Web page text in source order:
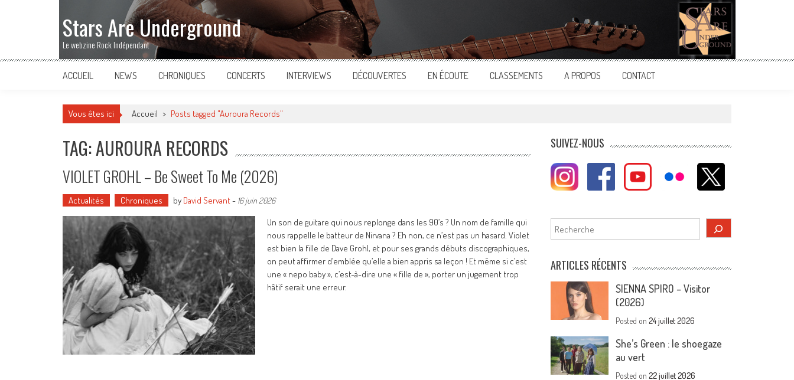
Stars Are Underground
Le webzine Rock Indépendant
ACCUEIL NEWS CHRONIQUES CONCERTS INTERVIEWS DÉCOUVERTES EN ÉCOUTE CLASSEMENTS A PROPOS CONTACT
Vous êtes ici Accueil > Posts tagged "Auroura Records"
TAG: AUROURA RECORDS
VIOLET GROHL – Be Sweet To Me (2026)
Actualités Chroniques by David Servant- 16 juin 2026
Un son de guitare qui nous replonge dans les 90’s ? Un nom de famille qui
nous rappelle le batteur de Nirvana ? Eh non, ce n’est pas un hasard. Violet
est bien la fille de Dave Grohl, et pour ses grands débuts discographiques,
on peut affirmer d’emblée qu’elle a bien appris sa leçon ! Et même si c’est
une « nepo baby », c’est-à-dire une « fille de », porter un jugement trop
hâtif serait une erreur.
SUIVEZ-NOUS
Rechercher
ARTICLES RÉCENTS
SIENNA SPIRO – Visitor
(2026)
Posted on24 juillet 2026
She’s Green : le shoegaze
au vert
Posted on22 juillet 2026